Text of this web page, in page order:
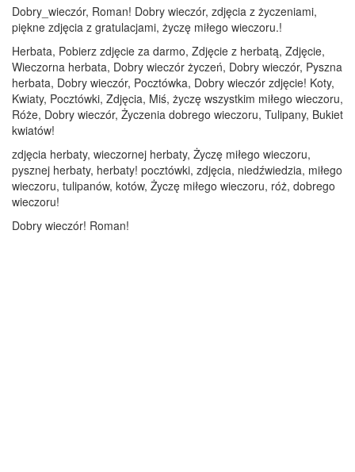
Dobry_wieczór, Roman! Dobry wieczór, zdjęcia z życzeniami,
piękne zdjęcia z gratulacjami, życzę miłego wieczoru.!
Herbata, Pobierz zdjęcie za darmo, Zdjęcie z herbatą, Zdjęcie,
Wieczorna herbata, Dobry wieczór życzeń, Dobry wieczór, Pyszna
herbata, Dobry wieczór, Pocztówka, Dobry wieczór zdjęcie! Koty,
Kwiaty, Pocztówki, Zdjęcia, Miś, życzę wszystkim miłego wieczoru,
Róże, Dobry wieczór, Życzenia dobrego wieczoru, Tulipany, Bukiet
kwiatów!
zdjęcia herbaty, wieczornej herbaty, Życzę miłego wieczoru,
pysznej herbaty, herbaty! pocztówki, zdjęcia, niedźwiedzia, miłego
wieczoru, tulipanów, kotów, Życzę miłego wieczoru, róż, dobrego
wieczoru!
Dobry wieczór! Roman!